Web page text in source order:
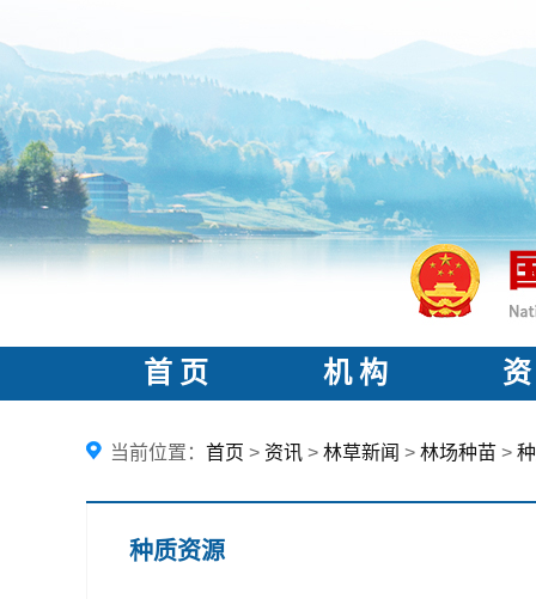
首 页 机 构
当前位置： 首页 > 资讯 > 林草新闻 > 林场种苗 >
种质资源